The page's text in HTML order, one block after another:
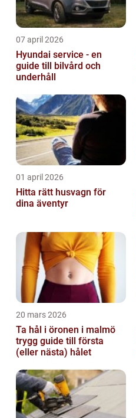
07 april 2026
Hyundai service - en
guide till bilvård och
underhåll
01 april 2026
Hitta rätt husvagn för
dina äventyr
20 mars 2026
Ta hål i öronen i malmö
trygg guide till första
(eller nästa) hålet